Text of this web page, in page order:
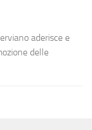
aderisce e
delle